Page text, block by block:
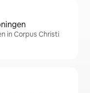
in Corpus Christi